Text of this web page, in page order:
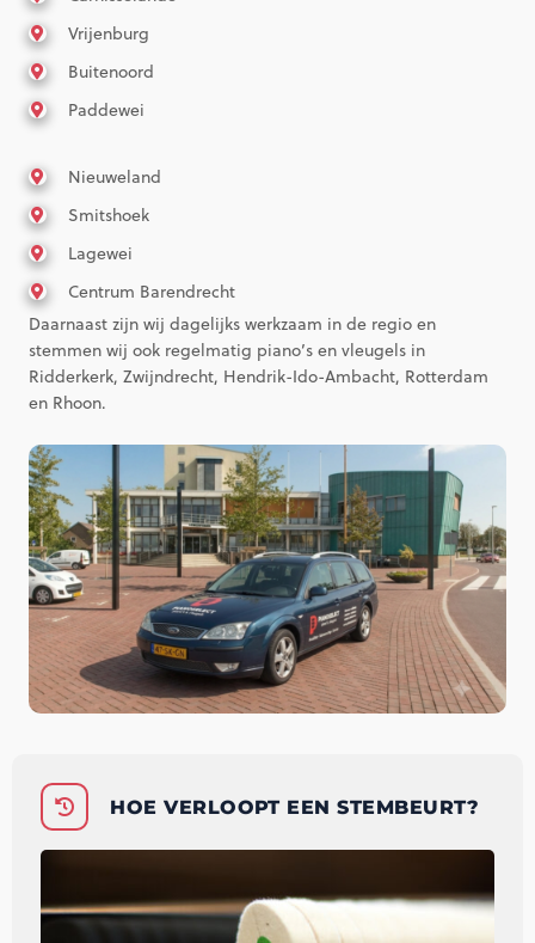
Vrijenburg
Buitenoord
Paddewei
Nieuweland
Smitshoek
Lagewei
Centrum Barendrecht
Daarnaast zijn wij dagelijks werkzaam in de regio en
stemmen wij ook regelmatig piano’s en vleugels in
Ridderkerk, Zwijndrecht, Hendrik-Ido-Ambacht, Rotterdam
en Rhoon.
HOE VERLOOPT EEN STEMBEURT?